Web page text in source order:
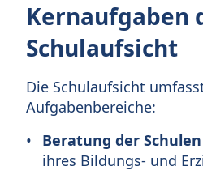
Kernaufgaben
Schulaufsicht
Die Schulaufsicht
Aufgabenbereiche:
Beratung der Schulen
ihres Bildungs- und